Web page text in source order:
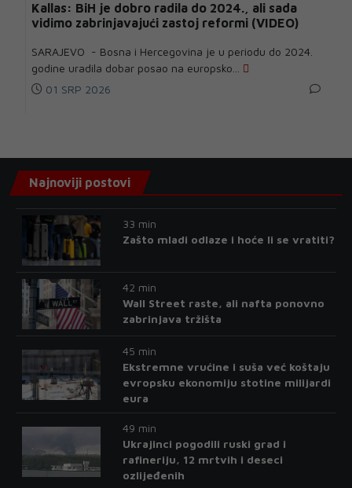
Kallas: BiH je dobro radila do 2024., ali sada
vidimo zabrinjavajući zastoj reformi (VIDEO)
SARAJEVO - Bosna i Hercegovina je u periodu do 2024.
godine uradila dobar posao na europsko...
01 SRP 2026
Najnoviji postovi
33 min
Zašto mladi odlaze i hoće li se vratiti?
42 min
Wall Street raste, ali nafta ponovno
zabrinjava tržišta
45 min
Ekstremne vrućine i suša već koštaju
evropsku ekonomiju stotine milijardi
eura
49 min
Ukrajinci pogodili ruski grad i
rafineriju, 12 mrtvih i deseci
ozlijeđenih